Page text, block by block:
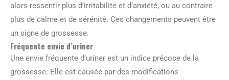
alors ressentir plus d’irritabilité et d’anxiété, ou au contraire
plus de calme et de sérénité. Ces changements peuvent être
un signe de grossesse.
Fréquente envie d’uriner
Une envie fréquente d’uriner est un indice précoce de la
grossesse. Elle est causée par des modifications